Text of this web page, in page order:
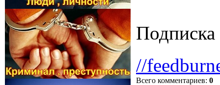
Подписка
//
Всего комментариев: 0